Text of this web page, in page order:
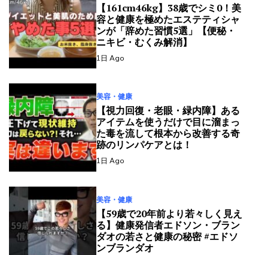
【161cm46kg】38歳でシミ0！美
容と健康を極めたエステティシャ
ンが「辞めた習慣5選」【便秘・
ニキビ・むくみ解消】
1日 Ago
美容・健康
【視力回復・老眼・緑内障】ある
アイテムを使うだけで目に溜まっ
た毒を流して根本から改善する奇
跡のリンパケアとは！
1日 Ago
美容・健康
【59歳で20年前より若々しく見え
る】健康発信者エドソン・ブラン
ダオの若さと健康の秘密 #エドソ
ンブランダオ